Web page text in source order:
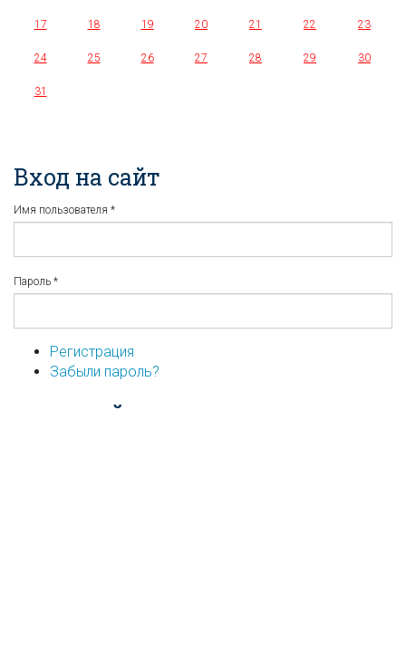
17 18 19 20 21 22 23
24 25 26 27 28 29 30
31
Вход на сайт
Имя пользователя *
Пароль *
Регистрация
Забыли пароль?
...или войдите используя